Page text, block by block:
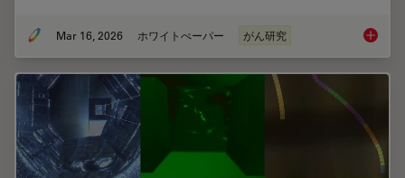
Mar 16, 2026 ホワイトぺーパー がん研究